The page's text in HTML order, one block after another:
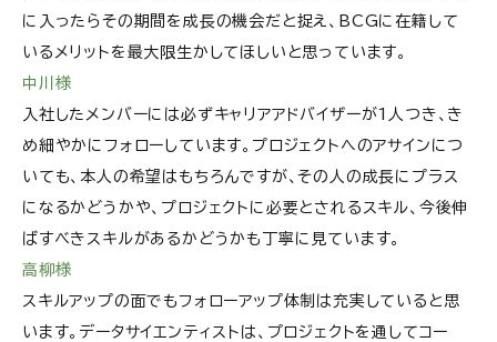
に入ったらその期間を成長の機会だと捉え、BCGに在籍して
いるメリットを最大限生かしてほしいと思っています。
中川様
入社したメンバーには必ずキャリアアドバイザーが1人つき、き
め細やかにフォローしています。プロジェクトへのアサインにつ
いても、本人の希望はもちろんですが、その人の成長にプラス
になるかどうかや、プロジェクトに必要とされるスキル、今後伸
ばすべきスキルがあるかどうかも丁寧に見ています。
高柳様
スキルアップの面でもフォローアップ体制は充実していると思
います。データサイエンティストは、プロジェクトを通してコー